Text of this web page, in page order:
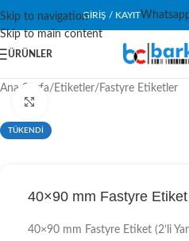
Skip to navigation
Skip to main content
GIRIŞ / KAYIT
ÜRÜNLER
Ana Sayfa/ Etiketler/ Fastyre Etiketler
TÜKENDİ
40×90 mm Fastyre Etiket
40×90 mm Fastyre Etiket (2’li